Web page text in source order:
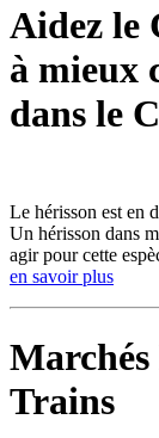
Aidez le
à mieux
dans le
Le hérisson est en
Un hérisson dans
agir pour cette
en savoir plus
Trains